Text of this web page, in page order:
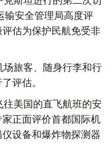
输安全管理局高度评
估为保护民航免受非
旅客、随身行李和行
评估。
美国的直飞航班的安
正面评价首都国际机
设备和爆炸物探测器